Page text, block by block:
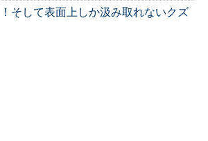
そして表面上しか汲み取れないクズ